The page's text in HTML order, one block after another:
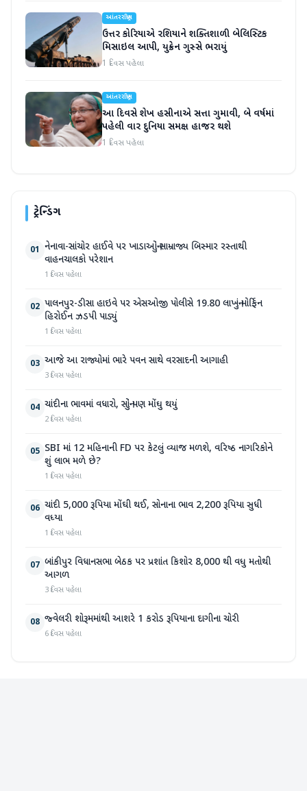
આંતરરાષ્ટ્રીય
ઉત્તર કોરિયાએ રશિયાને શક્તિશાળી બેલિસ્ટિક
મિસાઇલ આપી, યુક્રેન ગુસ્સે ભરાયું
1 દિવસ પહેલા
આંતરરાષ્ટ્રીય
આ દિવસે શેખ હસીનાએ સત્તા ગુમાવી, બે વર્ષમાં
પહેલી વાર દુનિયા સમક્ષ હાજર થશે
1 દિવસ પહેલા
ટ્રેન્ડિંગ
01 નેનાવા-સાંચોર હાઈવે પર ખાડાઓનું સામ્રાજ્ય બિસ્માર રસ્તાથી
વાહનચાલકો પરેશાન
1 દિવસ પહેલા
02 પાલનપુર-ડીસા હાઇવે પર એસઓજી પોલીસે 19.80 લાખનું મોર્ફિન
હિરોઈન ઝડપી પાડ્યું
1 દિવસ પહેલા
03 આજે આ રાજ્યોમાં ભારે પવન સાથે વરસાદની આગાહી
3 દિવસ પહેલા
04 ચાંદીના ભાવમાં વધારો, સોનું પણ મોંઘુ થયું
2 દિવસ પહેલા
05 SBI માં 12 મહિનાની FD પર કેટલું વ્યાજ મળશે, વરિષ્ઠ નાગરિકોને
શું લાભ મળે છે?
1 દિવસ પહેલા
06 ચાંદી 5,000 રૂપિયા મોંઘી થઈ, સોનાના ભાવ 2,200 રૂપિયા સુધી
વધ્યા
1 દિવસ પહેલા
07 બાંકીપુર વિધાનસભા બેઠક પર પ્રશાંત કિશોર 8,000 થી વધુ મતોથી
આગળ
3 દિવસ પહેલા
08 જ્વેલરી શોરૂમમાંથી આશરે 1 કરોડ રૂપિયાના દાગીના ચોરી
6 દિવસ પહેલા